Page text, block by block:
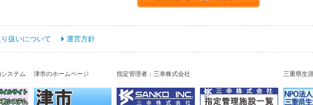
扱いについて 運営方針
ステム
津市のホームページ 指定管理者：三幸株式会社 三重県生